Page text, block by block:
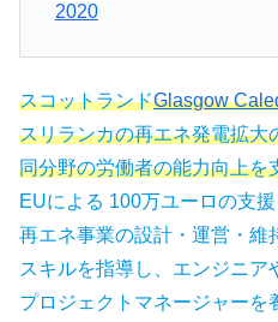
2020
スコットランドGlasgow
スリランカの再エネ発電拡大
同分野の労働者の能力向上を
EUによる 100万ユーロの支援
再エネ事業の設計・運営・維
スキルを指導し、エンジニア
プロジェクトマネージャーを